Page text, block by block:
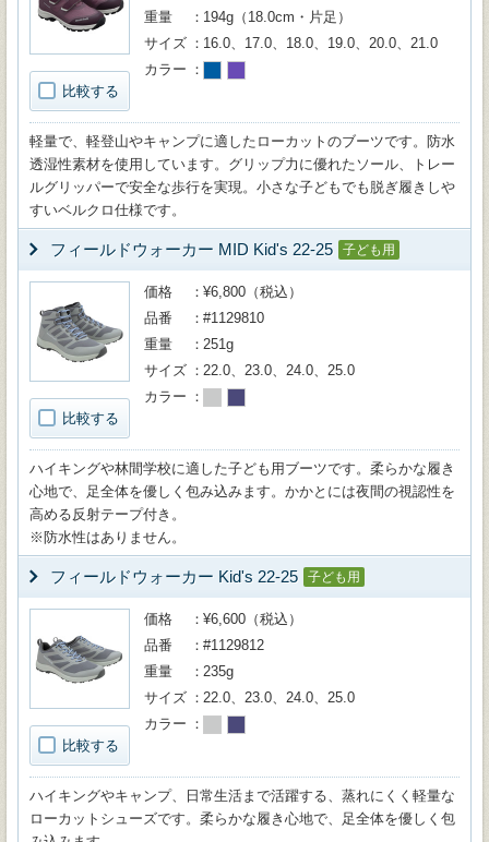
比較する
重量
194g（18.0cm・片足）
サイズ
16.0、17.0、18.0、19.0、20.0、21.0
カラー
軽量で、軽登山やキャンプに適したローカットのブーツです。防水
透湿性素材を使用しています。グリップ力に優れたソール、トレー
ルグリッパーで安全な歩行を実現。小さな子どもでも脱ぎ履きしや
すいベルクロ仕様です。
フィールドウォーカー MID Kid's 22-25 子ども用
比較する
価格
¥6,800（税込）
品番
#1129810
重量
251g
サイズ
22.0、23.0、24.0、25.0
カラー
ハイキングや林間学校に適した子ども用ブーツです。柔らかな履き
心地で、足全体を優しく包み込みます。かかとには夜間の視認性を
高める反射テープ付き。
※防水性はありません。
フィールドウォーカー Kid's 22-25 子ども用
比較する
価格
¥6,600（税込）
品番
#1129812
重量
235g
サイズ
22.0、23.0、24.0、25.0
カラー
ハイキングやキャンプ、日常生活まで活躍する、蒸れにくく軽量な
ローカットシューズです。柔らかな履き心地で、足全体を優しく包